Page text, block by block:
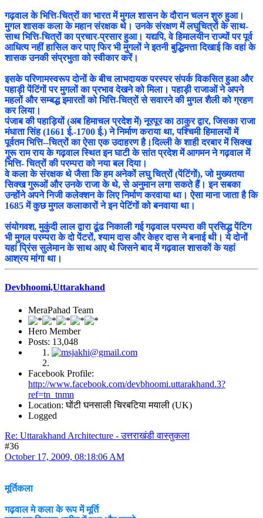
गढ़वाल के भित्ति-चित्रों का भारत में मुगल शासन के दौरान चलन शुरु हुआ।
मुगल शासक कला के महान संरक्षक थे। उनके संरक्षण में लघुचित्रों के साथ-
साथ भित्ति-चित्रों का प्रचार-प्रसार हुआ। यद्यपि, वे हिमालयीन राज्यों पर पूर्व
आधित्य नहीं हासिल कर पाए फिर भी मुगलों ने इतनी बुद्धिमत्ता दिखाई कि वहां के
शासक उनकी संप्रभुता को स्वीकार करें।
इसके परिणामस्वरूप दोनों के बीच लाभदायक परस्पर संपर्क विकसित हुआ और
पहाड़ी पेंटिंगों पर मुगलों का प्रभाव देखने को मिला। पहाड़ी राजाओं ने अपने
महलों और सम्बद्ध इमारतों को भित्ति-चित्रों से सवारने की मुगल शैली को ग्रहण
कर लिया।
पंजाब की पहाड़ियों (अब हिमाचल प्रदेश में) नूरपूर का ठाकुर द्वार, जिसका राजा
मंधाता सिंह (1661 ई.-1700 ई.) ने निर्माण कराया था, पश्चिमी हिमालयों में
पूर्वतम भित्ति--चित्रों का ऐसा एक उदाहरण है।दिल्ली के शाही दरबार में सिक्ख
गुरू राम राय के गढ़वाल स्थित इन घाटी के सांत प्रदेश में आगमन ने गढ़वाल में
भित्ति- चित्रों की परम्परा को नया बल दिया।
वे कला के संरक्षक थे जैसा कि हम अनेकों लघु चित्रों (पेंटिंगों), जो मुख्यतया
सिक्ख गुरूओं और उनके राजा के थे, से अनुमान लगा सकते हैं। इन सबका
उन्होंने अपने निजी कलेक्शन के लिए निर्माण करवाया था। ऐसा माना जाता है कि
1685 में कुछ मुगल कलाकारों ने इन पेटिंगों को बनवाया था।
संयोगवश, मुकुंदी लाल द्वारा ढूंढ निकाली गई गढ़वाल परम्परा की प्रसिद्ध पेंटिग
भी मुगल परम्परा के दो पेंटरों, श्याम दास और केहर दास ने बनाई थी। ये दोनों
यहां प्रिंस सुलेमान के साथ आए थे जिसने बाद में गढ़वाल शासकों के यहां
आश्रय मांगा था।
Devbhoomi,Uttarakhand
MeraPahad Team
Hero Member
Posts: 13,048
Facebook Profile:
http://www.facebook.com/devbhoomi.uttarakhand.3?
ref=tn_tnmn
Location: घोंटी घनसाली चिरबटिया मयाली (UK)
Logged
Re: Uttarakhand Architecture - उत्तराखंडी वास्तुकला
#36
October 17, 2009, 08:18:06 AM
मूर्तिकला
गढ़वाल मे कला के रूप में मूर्ति